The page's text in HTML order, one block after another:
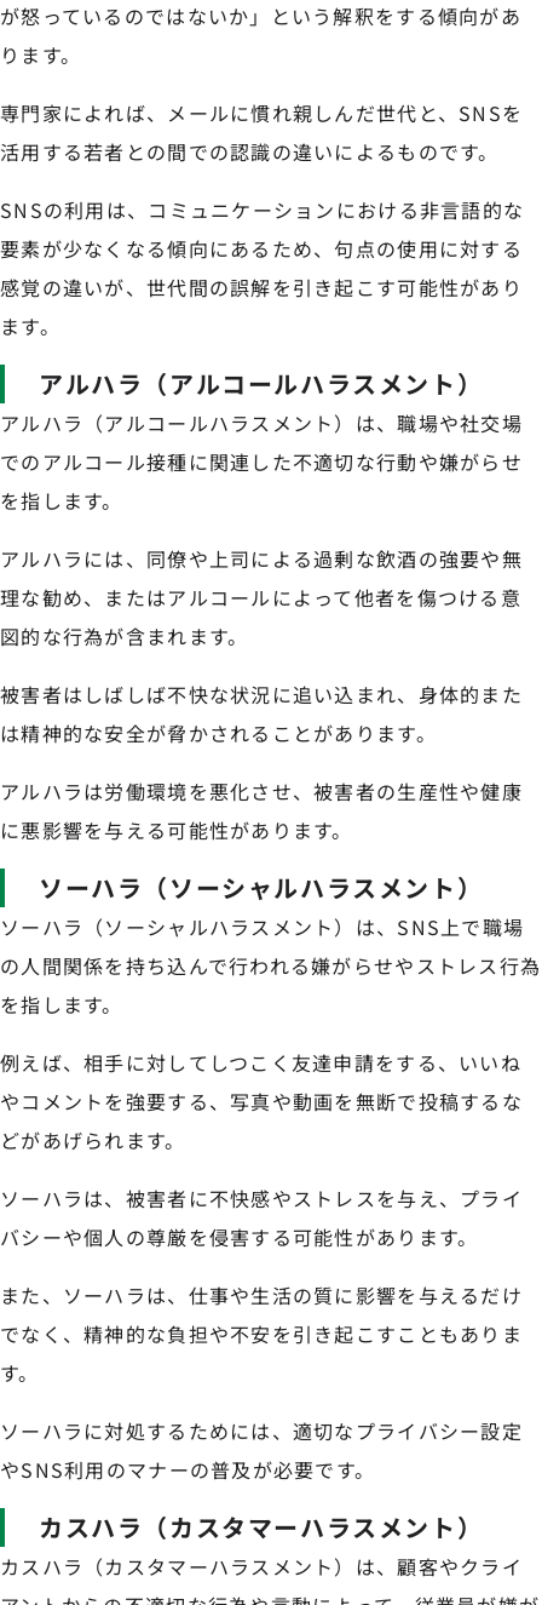
が怒っているのではないか」という解釈をする傾向があ
ります。
専門家によれば、メールに慣れ親しんだ世代と、SNSを
活用する若者との間での認識の違いによるものです。
SNSの利用は、コミュニケーションにおける非言語的な
要素が少なくなる傾向にあるため、句点の使用に対する
感覚の違いが、世代間の誤解を引き起こす可能性があり
ます。
アルハラ（アルコールハラスメント）
アルハラ（アルコールハラスメント）は、職場や社交場
でのアルコール接種に関連した不適切な行動や嫌がらせ
を指します。
アルハラには、同僚や上司による過剰な飲酒の強要や無
理な勧め、またはアルコールによって他者を傷つける意
図的な行為が含まれます。
被害者はしばしば不快な状況に追い込まれ、身体的また
は精神的な安全が脅かされることがあります。
アルハラは労働環境を悪化させ、被害者の生産性や健康
に悪影響を与える可能性があります。
ソーハラ（ソーシャルハラスメント）
ソーハラ（ソーシャルハラスメント）は、SNS上で職場
の人間関係を持ち込んで行われる嫌がらせやストレス行為
を指します。
例えば、相手に対してしつこく友達申請をする、いいね
やコメントを強要する、写真や動画を無断で投稿するな
どがあげられます。
ソーハラは、被害者に不快感やストレスを与え、プライ
バシーや個人の尊厳を侵害する可能性があります。
また、ソーハラは、仕事や生活の質に影響を与えるだけ
でなく、精神的な負担や不安を引き起こすこともありま
す。
ソーハラに対処するためには、適切なプライバシー設定
やSNS利用のマナーの普及が必要です。
カスハラ（カスタマーハラスメント）
カスハラ（カスタマーハラスメント）は、顧客やクライ